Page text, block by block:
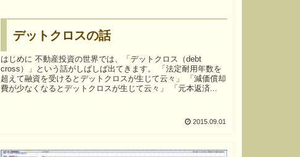
デットクロスの話
はじめに 不動産投資の世界では、「デットクロス（debt
cross）」という話がしばしば出てきます。 「法定耐用年数を
超えて融資を受けるとデットクロスが生じて云々」 「減価償却
費が少なくなるとデットクロスが生じて云々」 「元本返済...
2015.09.01